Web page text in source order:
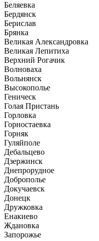
Беляевка
Бердянск
Берислав
Брянка
Великая Александровка
Великая Лепитиха
Верхний Рогачик
Волноваха
Вольнянск
Высокополье
Геническ
Голая Пристань
Горловка
Горностаевка
Горняк
Гуляйполе
Дебальцево
Дзержинск
Днепрорудное
Доброполье
Докучаевск
Донецк
Дружковка
Енакиево
Ждановка
Запорожье